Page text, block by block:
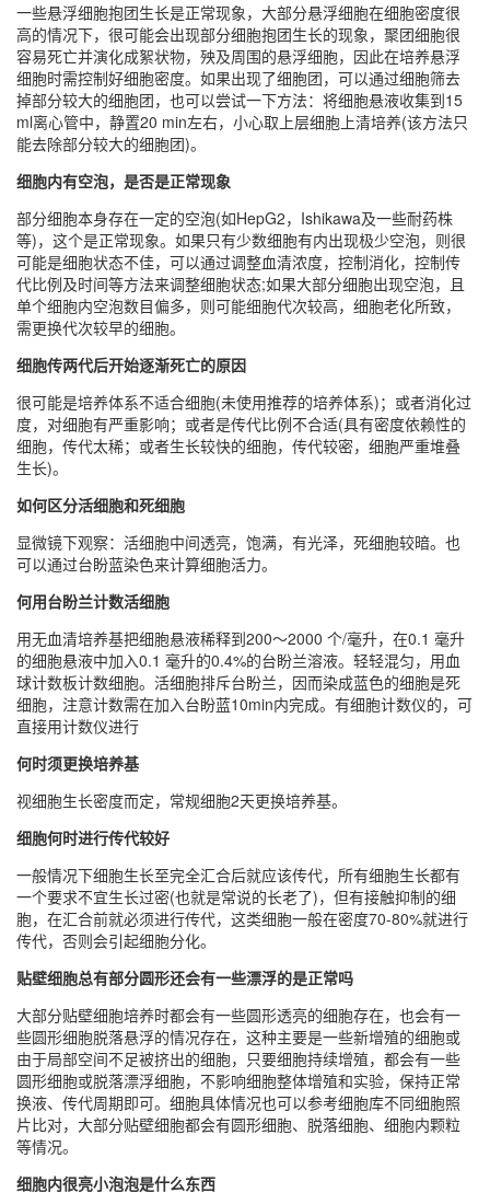
一些悬浮细胞抱团生长是正常现象，大部分悬浮细胞在细胞密度很
高的情况下，很可能会出现部分细胞抱团生长的现象，聚团细胞很
容易死亡并演化成絮状物，殃及周围的悬浮细胞，因此在培养悬浮
细胞时需控制好细胞密度。如果出现了细胞团，可以通过细胞筛去
掉部分较大的细胞团，也可以尝试一下方法：将细胞悬液收集到15
ml离心管中，静置20 min左右，小心取上层细胞上清培养(该方法只
能去除部分较大的细胞团)。
细胞内有空泡，是否是正常现象
部分细胞本身存在一定的空泡(如HepG2，Ishikawa及一些耐药株
等)，这个是正常现象。如果只有少数细胞有内出现极少空泡，则很
可能是细胞状态不佳，可以通过调整血清浓度，控制消化，控制传
代比例及时间等方法来调整细胞状态;如果大部分细胞出现空泡，且
单个细胞内空泡数目偏多，则可能细胞代次较高，细胞老化所致，
需更换代次较早的细胞。
细胞传两代后开始逐渐死亡的原因
很可能是培养体系不适合细胞(未使用推荐的培养体系)；或者消化过
度，对细胞有严重影响；或者是传代比例不合适(具有密度依赖性的
细胞，传代太稀；或者生长较快的细胞，传代较密，细胞严重堆叠
生长)。
如何区分活细胞和死细胞
显微镜下观察：活细胞中间透亮，饱满，有光泽，死细胞较暗。也
可以通过台盼蓝染色来计算细胞活力。
何用台盼兰计数活细胞
用无血清培养基把细胞悬液稀释到200～2000 个/毫升，在0.1 毫升
的细胞悬液中加入0.1 毫升的0.4%的台盼兰溶液。轻轻混匀，用血
球计数板计数细胞。活细胞排斥台盼兰，因而染成蓝色的细胞是死
细胞，注意计数需在加入台盼蓝10min内完成。有细胞计数仪的，可
直接用计数仪进行
何时须更换培养基
视细胞生长密度而定，常规细胞2天更换培养基。
细胞何时进行传代较好
一般情况下细胞生长至完全汇合后就应该传代，所有细胞生长都有
一个要求不宜生长过密(也就是常说的长老了)，但有接触抑制的细
胞，在汇合前就必须进行传代，这类细胞一般在密度70-80%就进行
传代，否则会引起细胞分化。
贴壁细胞总有部分圆形还会有一些漂浮的是正常吗
大部分贴壁细胞培养时都会有一些圆形透亮的细胞存在，也会有一
些圆形细胞脱落悬浮的情况存在，这种主要是一些新增殖的细胞或
由于局部空间不足被挤出的细胞，只要细胞持续增殖，都会有一些
圆形细胞或脱落漂浮细胞，不影响细胞整体增殖和实验，保持正常
换液、传代周期即可。细胞具体情况也可以参考细胞库不同细胞照
片比对，大部分贴壁细胞都会有圆形细胞、脱落细胞、细胞内颗粒
等情况。
细胞内很亮小泡泡是什么东西